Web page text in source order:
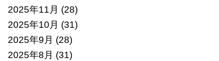
2025年11月 (28)
2025年10月 (31)
2025年9月 (28)
2025年8月 (31)